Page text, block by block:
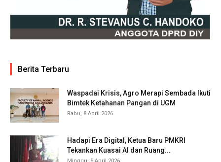
Berita Terbaru
Waspadai Krisis, Agro Merapi Sembada Ikuti
Bimtek Ketahanan Pangan di UGM
Rabu, 8 April 2026
Hadapi Era Digital, Ketua Baru PMKRI
Tekankan Kuasai AI dan Ruang...